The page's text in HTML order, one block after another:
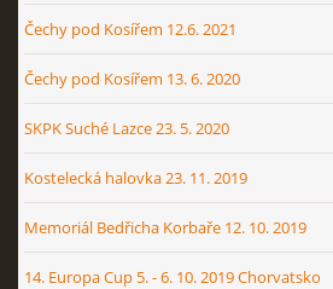
Čechy pod Kosířem 12.6. 2021
Čechy pod Kosířem 13. 6. 2020
SKPK Suché Lazce 23. 5. 2020
Kostelecká halovka 23. 11. 2019
Memoriál Bedřicha Korbaře 12. 10. 2019
14. Europa Cup 5. - 6. 10. 2019 Chorvatsko